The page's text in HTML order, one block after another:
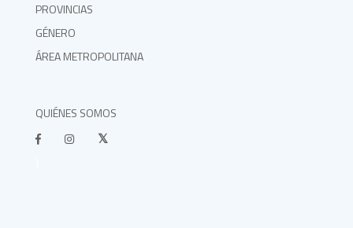
PROVINCIAS
GÉNERO
ÁREA METROPOLITANA
QUIÉNES SOMOS